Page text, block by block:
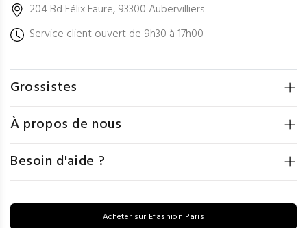
204 Bd Félix Faure, 93300 Aubervilliers
Service client ouvert de 9h30 à 17h00
Grossistes
À propos de nous
Besoin d'aide ?
Acheter sur Efashion Paris